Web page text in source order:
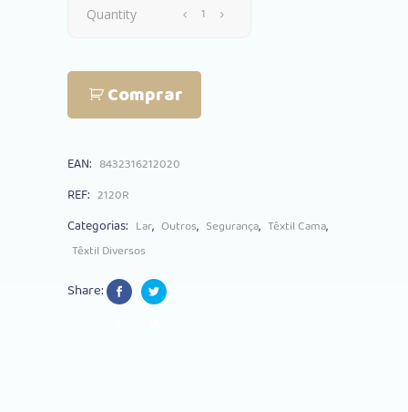
Trança
Twist
Rosa
Quantity
Comprar
EAN: 8432316212020
REF: 2120R
Categorias: Lar, Outros, Segurança, Têxtil Cama,
Têxtil Diversos
Share: